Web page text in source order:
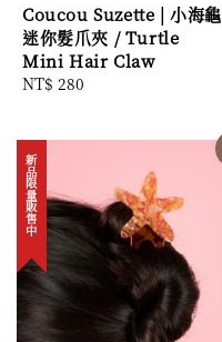
Coucou Suzette | 小海龜
迷你髮爪夾 / Turtle
Mini Hair Claw
Regular
NT$ 280
新品限量販售中